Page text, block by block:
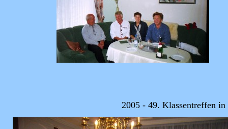
2005 - 49. Klassentreffen